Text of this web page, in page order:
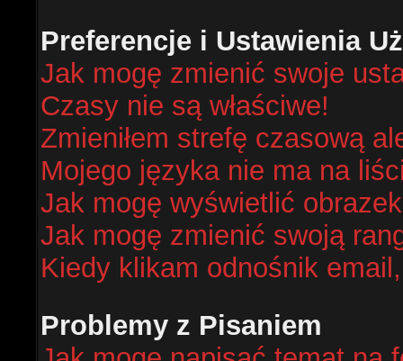
Preferencje i Ustawienia
Jak mogę zmienić swoje
Czasy nie są właściwe!
Zmieniłem strefę czasową
Mojego języka nie ma na
Jak mogę wyświetlić
Jak mogę zmienić swoją
Kiedy klikam odnośnik
Problemy z Pisaniem